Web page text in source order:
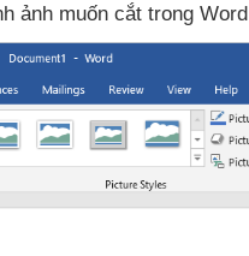
ảnh muốn cắt trong Word